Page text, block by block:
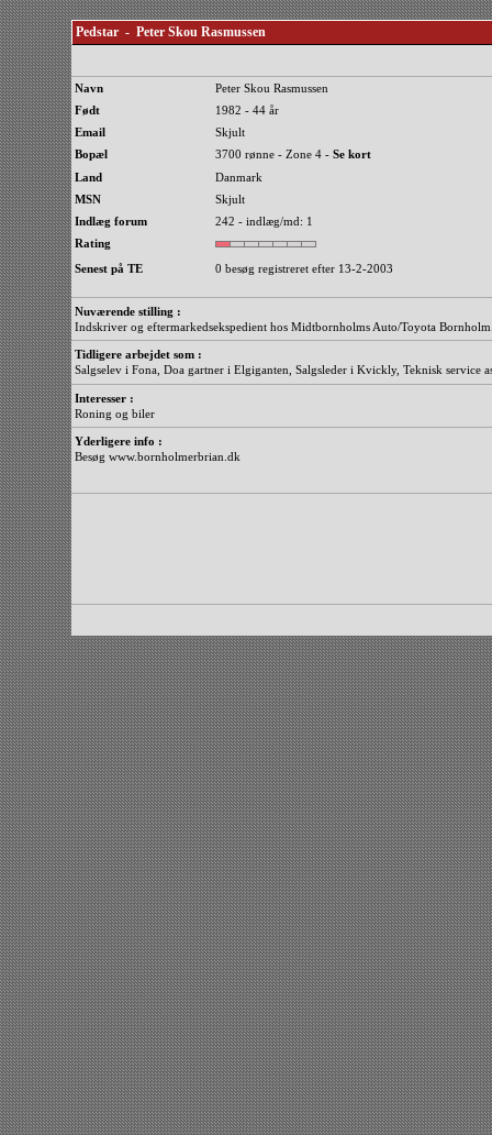
Pedstar - Peter Skou Rasmussen
Navn
Peter Skou Rasmussen
Født
1982 - 44 år
Email
Skjult
Bopæl
3700 rønne - Zone 4 - Se kort
Land
Danmark
MSN
Skjult
Indlæg forum
242 - indlæg/md: 1
Rating
Senest på TE
0 besøg registreret efter 13-2-2003
Nuværende stilling :
Indskriver og eftermarkedsekspedient hos Midtbornholms Auto/Toyota
Tidligere arbejdet som :
Salgselev i Fona, Doa gartner i Elgiganten, Salgsleder i Kvickly, Teknisk service
Interesser :
Roning og biler
Yderligere info :
Besøg www.bornholmerbrian.dk